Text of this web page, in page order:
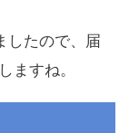
したので、届
ますね。